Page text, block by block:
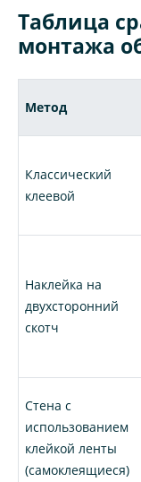
Таблица
монтажа
Метод
Классический
клеевой
Наклейка на
двухсторонний
скотч
Стена с
использованием
клейкой ленты
(самоклеящиеся)